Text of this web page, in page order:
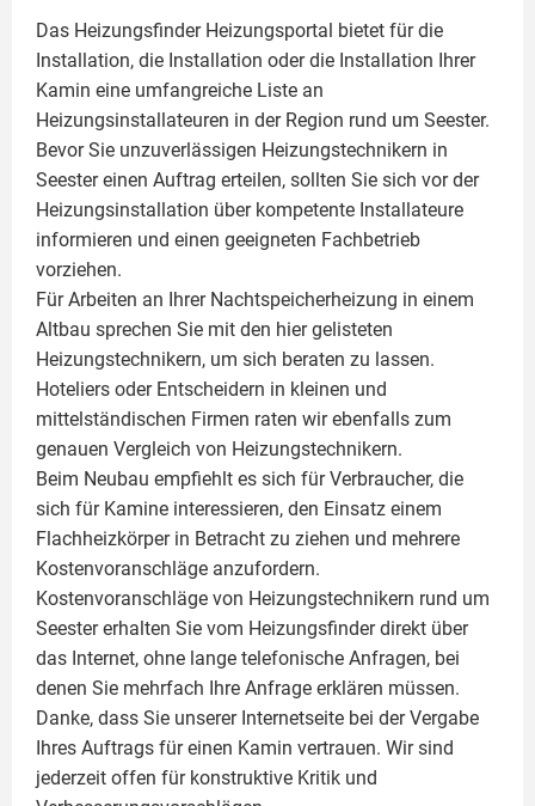
Das Heizungsfinder Heizungsportal bietet für die
Installation, die Installation oder die Installation Ihrer
Kamin eine umfangreiche Liste an
Heizungsinstallateuren in der Region rund um Seester.
Bevor Sie unzuverlässigen Heizungstechnikern in
Seester einen Auftrag erteilen, sollten Sie sich vor der
Heizungsinstallation über kompetente Installateure
informieren und einen geeigneten Fachbetrieb
vorziehen.
Für Arbeiten an Ihrer Nachtspeicherheizung in einem
Altbau sprechen Sie mit den hier gelisteten
Heizungstechnikern, um sich beraten zu lassen.
Hoteliers oder Entscheidern in kleinen und
mittelständischen Firmen raten wir ebenfalls zum
genauen Vergleich von Heizungstechnikern.
Beim Neubau empfiehlt es sich für Verbraucher, die
sich für Kamine interessieren, den Einsatz einem
Flachheizkörperin Betracht zu ziehen und mehrere
Kostenvoranschläge anzufordern.
Kostenvoranschläge von Heizungstechnikern rund um
Seester erhalten Sie vom Heizungsfinder direkt über
das Internet, ohne lange telefonische Anfragen, bei
denen Sie mehrfach Ihre Anfrage erklären müssen.
Danke, dass Sie unserer Internetseite bei der Vergabe
Ihres Auftrags für einen Kamin vertrauen. Wir sind
jederzeit offen für konstruktive Kritik und